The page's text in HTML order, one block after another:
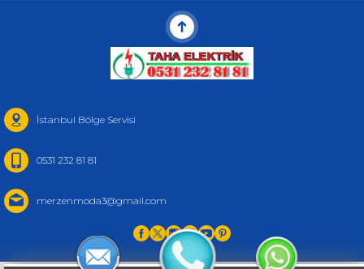
İstanbul Bölge Servisi
0531 232 81 81
merzenmoda3@gmail.com